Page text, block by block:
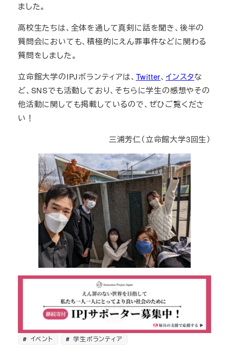
ました。
高校生たちは、全体を通して真剣に話を聞き、後半の
質問会においても、積極的にえん罪事件などに関わる
質問をしました。
立命館大学のIPJボランティアは、 Twitter、インスタな
ど、SNSでも活動しており、そちらに学生の感想やその
他活動に関しても掲載しているので、ぜひご覧くださ
い！
三浦芳仁（立命館大学3回生）
イベント 学生ボランティア